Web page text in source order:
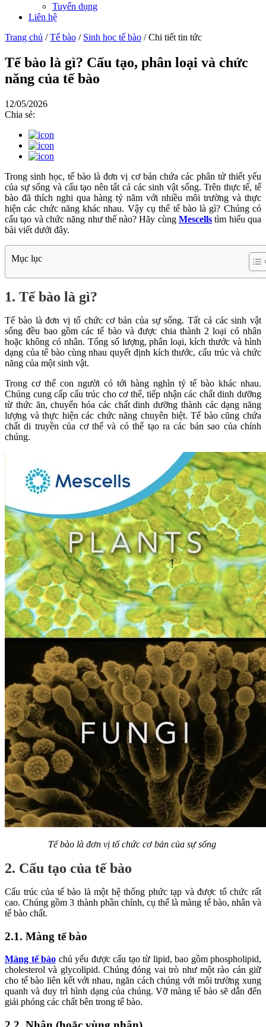
Tuyển dụng
Liên hệ
Trang chủ /Tế bào / Sinh học tế bào /Chi tiết tin tức
Tế bào là gì? Cấu tạo, phân loại và chức
năng của tế bào
12/05/2026
Chia sẻ:
Trong sinh học, tế bào là đơn vị cơ bản chứa các phân tử thiết yếu
của sự sống và cấu tạo nên tất cả các sinh vật sống. Trên thực tế, tế
bào đã thích nghi qua hàng tỷ năm với nhiều môi trường và thực
hiện các chức năng khác nhau. Vậy cụ thể tế bào là gì? Chúng có
cấu tạo và chức năng như thế nào? Hãy cùngMescells tìm hiểu qua
bài viết dưới đây.
Mục lục
1. Tế bào là gì?
Tế bào là đơn vị tổ chức cơ bản của sự sống. Tất cả các sinh vật
sống đều bao gồm các tế bào và được chia thành 2 loại có nhân
hoặc không có nhân. Tổng số lượng, phân loại, kích thước và hình
dạng của tế bào cùng nhau quyết định kích thước, cấu trúc và chức
năng của một sinh vật.
Trong cơ thể con người có tới hàng nghìn tỷ tế bào khác nhau.
Chúng cung cấp cấu trúc cho cơ thể, tiếp nhận các chất dinh dưỡng
từ thức ăn, chuyển hóa các chất dinh dưỡng thành các dạng năng
lượng và thực hiện các chức năng chuyên biệt. Tế bào cũng chứa
chất di truyền của cơ thể và có thể tạo ra các bản sao của chính
chúng.
Tế bào là đơn vị tổ chức cơ bản của sự sống
2. Cấu tạo của tế bào
Cấu trúc của tế bào là một hệ thống phức tạp và được tổ chức rất
cao. Chúng gồm 3 thành phần chính, cụ thể là màng tế bào, nhân và
tế bào chất.
2.1. Màng tế bào
Màng tế bào chủ yếu được cấu tạo từ lipid, bao gồm phospholipid,
cholesterol và glycolipid. Chúng đóng vai trò như một rào cản giữ
cho tế bào liên kết với nhau, ngăn cách chúng với môi trường xung
quanh và duy trì hình dạng của chúng. Vỡ màng tế bào sẽ dẫn đến
giải phóng các chất bên trong tế bào.